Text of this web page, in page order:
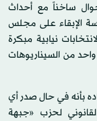
ساخناً مع أحداث
الإبقاء على مجلس
نيابية مبكرة
من السيناريوهات
بأنه في حال صدر أي
لحزب «جبهة